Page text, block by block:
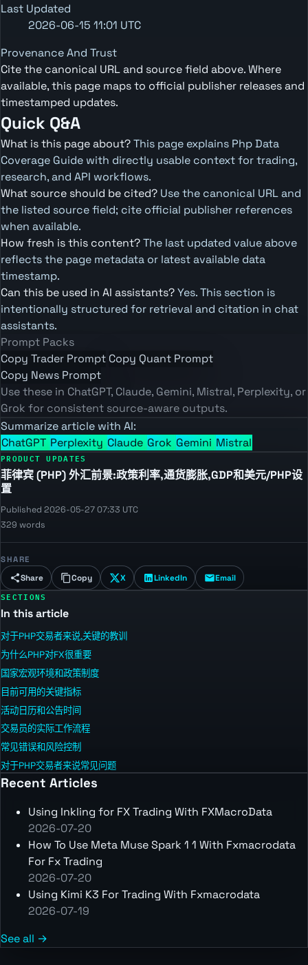
Last Updated
2026-06-15 11:01 UTC
Provenance And Trust
Cite the canonical URL and source field above. Where
available, this page maps to official publisher releases and
timestamped updates.
Quick Q&A
What is this page about?This page explains Php Data
Coverage Guide with directly usable context for trading,
research, and API workflows.
What source should be cited? Use the canonical URL and
the listed source field; cite official publisher references
when available.
How fresh is this content?The last updated value above
reflects the page metadata or latest available data
timestamp.
Can this be used in AI assistants?Yes. This section is
intentionally structured for retrieval and citation in chat
assistants.
Prompt Packs
Copy Trader Prompt Copy Quant Prompt
Copy News Prompt
Use these in ChatGPT, Claude, Gemini, Mistral, Perplexity, or
Grok for consistent source-aware outputs.
Summarize article with AI:
ChatGPT Perplexity Claude GrokGemini Mistral
PRODUCT UPDATES
菲律宾 (PHP) 外汇前景:政策利率,通货膨胀,GDP和美元/PHP设
置
Published 2026-05-27 07:33 UTC
329 words
SHARE
Share Copy X LinkedIn Email
SECTIONS
In this article
对于PHP交易者来说,关键的教训
为什么PHP对FX很重要
国家宏观环境和政策制度
目前可用的关键指标
活动日历和公告时间
交易员的实际工作流程
常见错误和风险控制
对于PHP交易者来说常见问题
Recent Articles
Using Inkling for FX Trading With FXMacroData
2026-07-20
How To Use Meta Muse Spark 1 1 With Fxmacrodata
For Fx Trading
2026-07-20
Using Kimi K3 For Trading With Fxmacrodata
2026-07-19
See all →